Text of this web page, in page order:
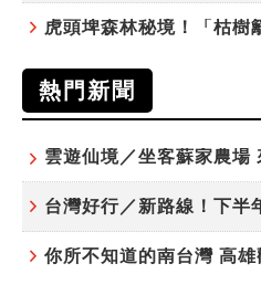
熱門新聞
雲遊仙境／坐客蘇家農場
你所不知道的南台灣 高